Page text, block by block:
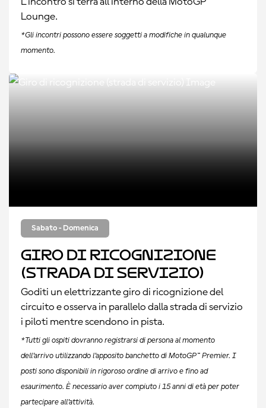
Lounge.
*Gli incontri possono essere soggetti a modifiche in qualunque
momento.
Sabato - Domenica
Giro di ricognizione
(strada di servizio)
Goditi un elettrizzante giro di ricognizione del
circuito e osserva in parallelo dalla strada di servizio
i piloti mentre scendono in pista.
*Tutti gli ospiti dovranno registrarsi di persona al momento
dell'arrivo utilizzando l'apposito banchetto di MotoGP™ Premier. I
posti sono disponibili in rigoroso ordine di arrivo e fino ad
esaurimento. È necessario aver compiuto i 15 anni di età per poter
partecipare all'attività.